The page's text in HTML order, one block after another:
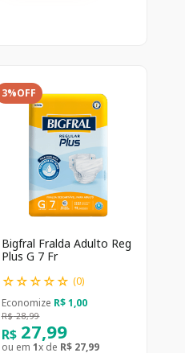
3%OFF
Bigfral Fralda Adulto Reg
Plus G 7 Fr
☆☆☆☆☆ (0)
Economize R$ 1,00
R$ 28,99
R$ 27,99
ou em 1x de R$ 27,99